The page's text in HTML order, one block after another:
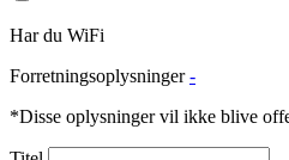
Har du WiFi
Forretningsoplysninger -
*Disse oplysninger vil ikke blive